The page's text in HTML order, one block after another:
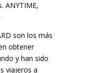
ANYTIME,
son los más
obtener
y han sido
viajeros a